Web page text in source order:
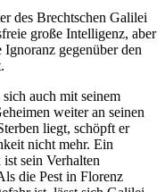
des Brechtschen Galilei
große Intelligenz, aber
Ignoranz gegenüber den
auch mit seinem
weiter an seinen
liegt, schöpft er
nicht mehr. Ein
sein Verhalten
die Pest in Florenz